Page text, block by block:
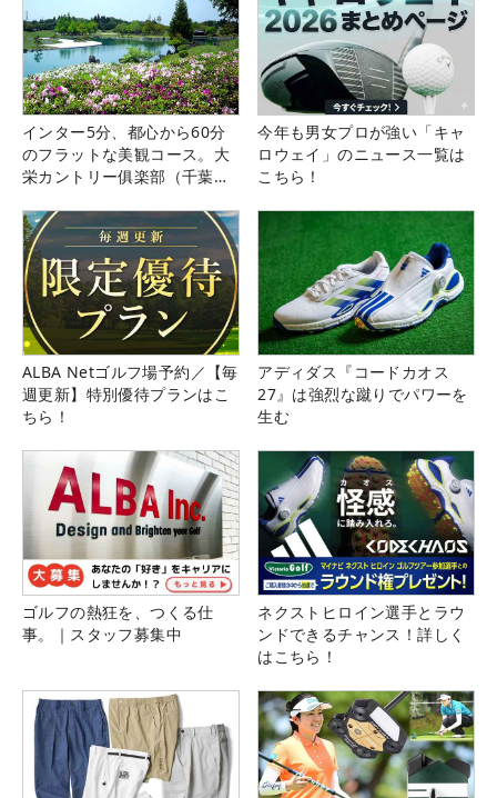
インター5分、都心から60分
のフラットな美観コース。大
栄カントリー俱楽部（千葉
今年も男女プロが強い「キャ
ロウェイ」のニュース一覧は
こちら！
ALBA Netゴルフ場予約／【毎
週更新】特別優待プランはこ
ちら！
アディダス『コードカオス
27』は強烈な蹴りでパワーを
生む
ゴルフの熱狂を、つくる仕
事。｜スタッフ募集中
ネクストヒロイン選手とラウ
ンドできるチャンス！詳しく
はこちら！